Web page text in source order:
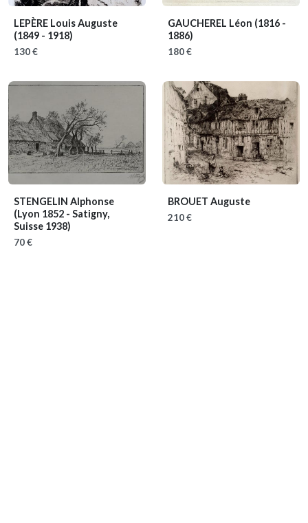
LEPÈRE Louis Auguste
(1849 - 1918)
130 €
GAUCHEREL Léon (1816 -
1886)
180 €
STENGELIN Alphonse
(Lyon 1852 - Satigny,
Suisse 1938)
70 €
BROUET Auguste
210 €